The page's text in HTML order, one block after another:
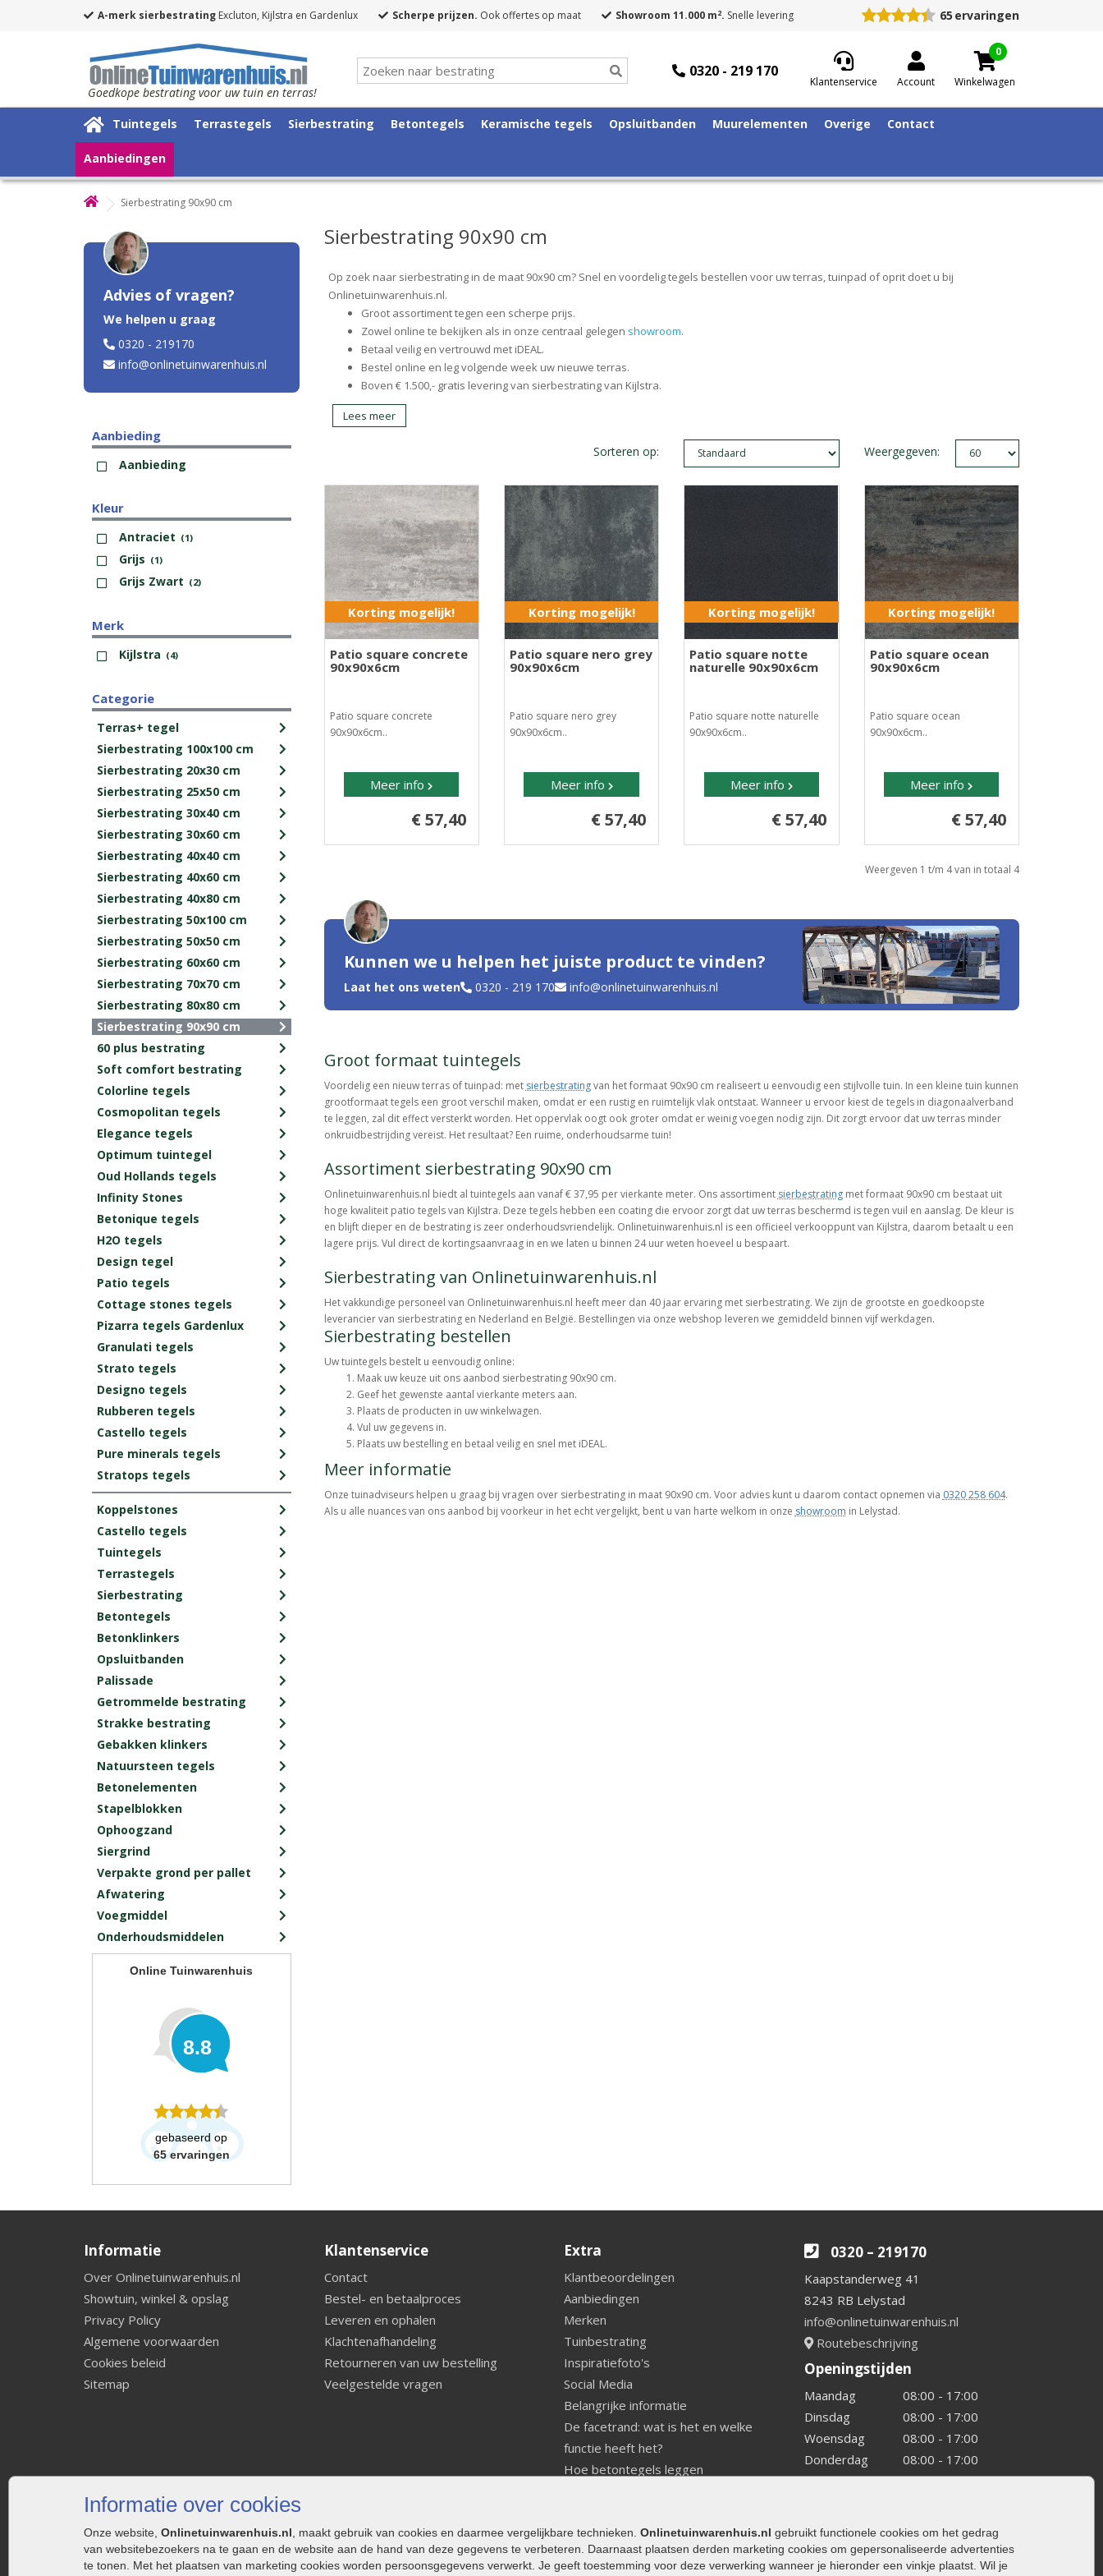
Informatie over cookies
Onze website, Onlinetuinwarenhuis.nl , maakt gebruik van cookies en daarmee vergelijkbare technieken. Onlinetuinwarenhuis.nl gebruikt functionele cookies om het gedrag
van websitebezoekers na te gaan en de website aan de hand van deze gegevens te verbeteren. Daarnaast plaatsen derden marketing cookies om gepersonaliseerde advertenties
te tonen. Met het plaatsen van marketing cookies worden persoonsgegevens verwerkt. Je geeft toestemming voor deze verwerking wanneer je hieronder een vinkje plaatst. Wil je
A-merk sierbestrating Excluton, Kijlstra en Gardenlux Scherpe prijzen. Ook offertes op maat Showroom 11.000 m2. Snelle levering 65 ervaringen
Goedkope bestrating voor uw tuin en terras!
0320 - 219 170
Klantenservice Account
0
Winkelwagen
Tuintegels Terrastegels Sierbestrating Betontegels Keramische tegels Opsluitbanden Muurelementen Overige Contact
Aanbiedingen
Sierbestrating 90x90 cm
Advies of vragen?
We helpen u graag
0320 - 219170
info@onlinetuinwarenhuis.nl
Aanbieding
Aanbieding
Kleur
Antraciet (1)
Grijs (1)
Grijs Zwart (2)
Merk
Kijlstra (4)
Categorie
Terras+ tegel
Sierbestrating 100x100 cm
Sierbestrating 20x30 cm
Sierbestrating 25x50 cm
Sierbestrating 30x40 cm
Sierbestrating 30x60 cm
Sierbestrating 40x40 cm
Sierbestrating 40x60 cm
Sierbestrating 40x80 cm
Sierbestrating 50x100 cm
Sierbestrating 50x50 cm
Sierbestrating 60x60 cm
Sierbestrating 70x70 cm
Sierbestrating 80x80 cm
Sierbestrating 90x90 cm
60 plus bestrating
Soft comfort bestrating
Colorline tegels
Cosmopolitan tegels
Elegance tegels
Optimum tuintegel
Oud Hollands tegels
Infinity Stones
Betonique tegels
H2O tegels
Design tegel
Patio tegels
Cottage stones tegels
Pizarra tegels Gardenlux
Granulati tegels
Strato tegels
Designo tegels
Rubberen tegels
Castello tegels
Pure minerals tegels
Stratops tegels
Koppelstones
Castello tegels
Tuintegels
Terrastegels
Sierbestrating
Betontegels
Betonklinkers
Opsluitbanden
Palissade
Getrommelde bestrating
Strakke bestrating
Gebakken klinkers
Natuursteen tegels
Betonelementen
Stapelblokken
Ophoogzand
Siergrind
Verpakte grond per pallet
Afwatering
Voegmiddel
Onderhoudsmiddelen
Online Tuinwarenhuis
8.8
gebaseerd op
65 ervaringen
Sierbestrating 90x90 cm
Op zoek naar sierbestrating in de maat 90x90 cm? Snel en voordelig tegels bestellen voor uw terras, tuinpad of oprit doet u bij
Onlinetuinwarenhuis.nl.
Groot assortiment tegen een scherpe prijs.
Zowel online te bekijken als in onze centraal gelegen showroom.
Betaal veilig en vertrouwd met iDEAL.
Bestel online en leg volgende week uw nieuwe terras.
Boven € 1.500,- gratis levering van sierbestrating van Kijlstra.
Lees meer
Sorteren op: Weergegeven:
Korting mogelijk!
Patio square concrete
90x90x6cm
Patio square concrete
90x90x6cm..
Meer info
€ 57,40
Korting mogelijk!
Patio square nero grey
90x90x6cm
Patio square nero grey
90x90x6cm..
Meer info
€ 57,40
Korting mogelijk!
Patio square notte
naturelle 90x90x6cm
Patio square notte naturelle
90x90x6cm..
Meer info
€ 57,40
Korting mogelijk!
Patio square ocean
90x90x6cm
Patio square ocean
90x90x6cm..
Meer info
€ 57,40
Weergeven 1 t/m 4 van in totaal 4
Kunnen we u helpen het juiste product te vinden?
Laat het ons weten 0320 - 219 170 info@onlinetuinwarenhuis.nl
Groot formaat tuintegels
Voordelig een nieuw terras of tuinpad: met sierbestratingvan het formaat 90x90 cm realiseert u eenvoudig een stijlvolle tuin. In een kleine tuin kunnen
grootformaat tegels een groot verschil maken, omdat er een rustig en ruimtelijk vlak ontstaat. Wanneer u ervoor kiest de tegels in diagonaalverband
te leggen, zal dit effect versterkt worden. Het oppervlak oogt ook groter omdat er weinig voegen nodig zijn. Dit zorgt ervoor dat uw terras minder
onkruidbestrijding vereist. Het resultaat? Een ruime, onderhoudsarme tuin!
Assortiment sierbestrating 90x90 cm
Onlinetuinwarenhuis.nl biedt al tuintegels aan vanaf € 37,95 per vierkante meter. Ons assortiment sierbestratingmet formaat 90x90 cm bestaat uit
hoge kwaliteit patio tegels van Kijlstra. Deze tegels hebben een coating die ervoor zorgt dat uw terras beschermd is tegen vuil en aanslag. De kleur is
en blijft dieper en de bestrating is zeer onderhoudsvriendelijk. Onlinetuinwarenhuis.nl is een officieel verkooppunt van Kijlstra, daarom betaalt u een
lagere prijs. Vul direct de kortingsaanvraag in en we laten u binnen 24 uur weten hoeveel u bespaart.
Sierbestrating van Onlinetuinwarenhuis.nl
Het vakkundige personeel van Onlinetuinwarenhuis.nl heeft meer dan 40 jaar ervaring met sierbestrating. We zijn de grootste en goedkoopste
leverancier van sierbestrating en Nederland en België. Bestellingen via onze webshop leveren we gemiddeld binnen vijf werkdagen.
Sierbestrating bestellen
Uw tuintegels bestelt u eenvoudig online:
Maak uw keuze uit ons aanbod sierbestrating 90x90 cm.
Geef het gewenste aantal vierkante meters aan.
Plaats de producten in uw winkelwagen.
Vul uw gegevens in.
Plaats uw bestelling en betaal veilig en snel met iDEAL.
Meer informatie
Onze tuinadviseurs helpen u graag bij vragen over sierbestrating in maat 90x90 cm. Voor advies kunt u daarom contact opnemen via 0320 258 604.
Als u alle nuances van ons aanbod bij voorkeur in het echt vergelijkt, bent u van harte welkom in onze showroom in Lelystad.
Informatie
Over Onlinetuinwarenhuis.nl
Showtuin, winkel & opslag
Privacy Policy
Algemene voorwaarden
Cookies beleid
Sitemap
Klantenservice
Contact
Bestel- en betaalproces
Leveren en ophalen
Klachtenafhandeling
Retourneren van uw bestelling
Veelgestelde vragen
Extra
Klantbeoordelingen
Aanbiedingen
Merken
Tuinbestrating
Inspiratiefoto's
Social Media
Belangrijke informatie
De facetrand: wat is het en welke
functie heeft het?
Hoe betontegels leggen
Welke tuinstijl past bij mij
Strakke tuin inrichten
0320 – 219170
Kaapstanderweg 41
8243 RB Lelystad
info@onlinetuinwarenhuis.nl
Routebeschrijving
Openingstijden
Maandag
08:00 - 17:00
Dinsdag
08:00 - 17:00
Woensdag
08:00 - 17:00
Donderdag
08:00 - 17:00
Vrijdag
08:00 - 17:00